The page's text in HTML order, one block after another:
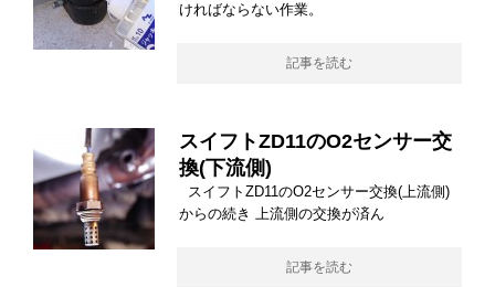
ければならない作業。
記事を読む
スイフトZD11のO2センサー交
換(下流側)
スイフトZD11のO2センサー交換(上流側)
からの続き 上流側の交換が済ん
記事を読む